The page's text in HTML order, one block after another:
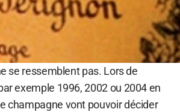
se ressemblent pas. Lors de
exemple 1996, 2002 ou 2004 en
champagne vont pouvoir décider